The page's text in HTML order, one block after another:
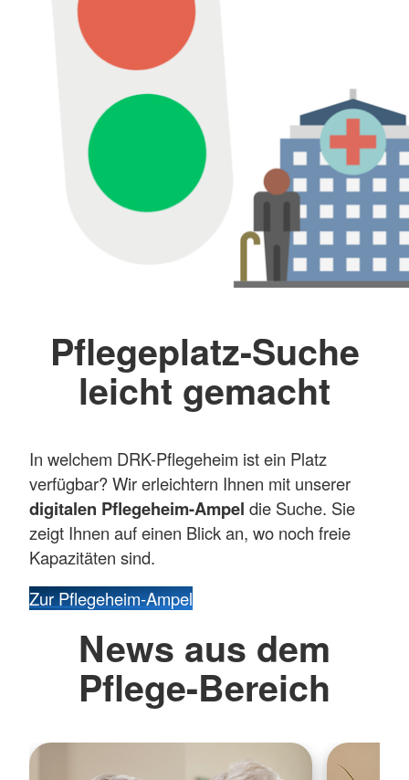
Pflegeplatz-Suche
leicht gemacht
In welchem DRK-Pflegeheim ist ein Platz
verfügbar? Wir erleichtern Ihnen mit unserer
digitalen Pflegeheim-Ampel die Suche. Sie
zeigt Ihnen auf einen Blick an, wo noch freie
Kapazitäten sind.
Zur Pflegeheim-Ampel
News aus dem
Pflege-Bereich